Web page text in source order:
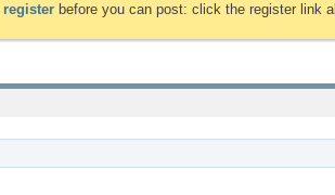
register before you can post: click the register link